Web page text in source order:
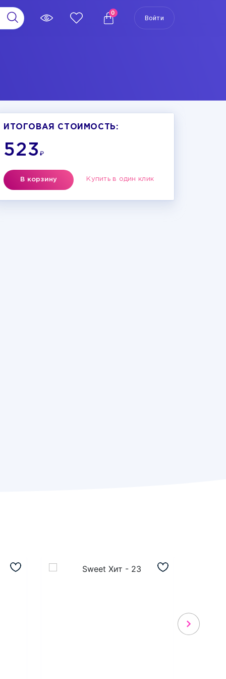
0
Войти
ИТОГОВАЯ СТОИМОСТЬ:
523₽
В корзину Купить в один клик